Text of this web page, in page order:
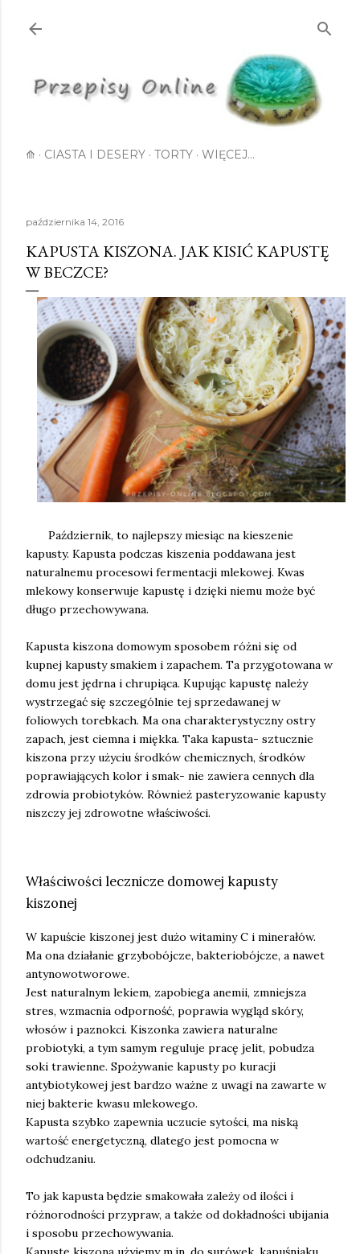
⟰ CIASTA I DESERY TORTY WIĘCEJ…
października 14, 2016
KAPUSTA KISZONA. JAK KISIĆ KAPUSTĘ
W BECZCE?
Październik, to najlepszy miesiąc na kieszenie
kapusty. Kapusta podczas kiszenia poddawana jest
naturalnemu procesowi fermentacji mlekowej. Kwas
mlekowy konserwuje kapustę i dzięki niemu może być
długo przechowywana.
Kapusta kiszona domowym sposobem różni się od
kupnej kapusty smakiem i zapachem. Ta przygotowana w
domu jest jędrna i chrupiąca. Kupując kapustę należy
wystrzegać się szczególnie tej sprzedawanej w
foliowych torebkach. Ma ona charakterystyczny ostry
zapach, jest ciemna i miękka. Taka kapusta- sztucznie
kiszona przy użyciu środków chemicznych, środków
poprawiających kolor i smak- nie zawiera cennych dla
zdrowia probiotyków. Również pasteryzowanie kapusty
niszczy jej zdrowotne właściwości.
Właściwości lecznicze domowej kapusty
kiszonej
W kapuście kiszonej jest dużo witaminy C i minerałów.
Ma ona działanie grzybobójcze, bakteriobójcze, a nawet
antynowotworowe.
Jest naturalnym lekiem, zapobiega anemii, zmniejsza
stres, wzmacnia odporność, poprawia wygląd skóry,
włosów i paznokci. Kiszonka zawiera naturalne
probiotyki, a tym samym reguluje pracę jelit, pobudza
soki trawienne. Spożywanie kapusty po kuracji
antybiotykowej jest bardzo ważne z uwagi na zawarte w
niej bakterie kwasu mlekowego.
Kapusta szybko zapewnia uczucie sytości, ma niską
wartość energetyczną, dlatego jest pomocna w
odchudzaniu.
To jak kapusta będzie smakowała zależy od ilości i
różnorodności przypraw, a także od dokładności ubijania
i sposobu przechowywania.